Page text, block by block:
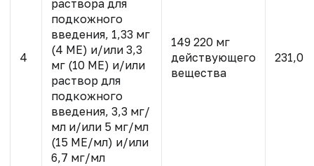
4
раствора для
подкожного
введения, 1,33 мг
(4 МЕ) и/или 3,3
мг (10 МЕ) и/или
раствор для
подкожного
введения, 3,3 мг/
мл и/или 5 мг/мл
(15 МЕ/мл) и/или
6,7 мг/мл
149 220 мг
действующего
вещества
231,07